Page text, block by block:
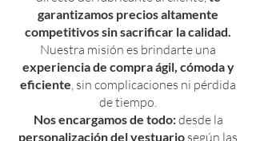
garantizamos preciosaltamente
competitivos sin sacrificar la calidad.
Nuestra misión es brindarte una
experiencia de compra ágil, cómoda y
eficiente , sin complicaciones ni pérdida
de tiempo.
Nos encargamos de todo:desde la
personalización del vestuario según las